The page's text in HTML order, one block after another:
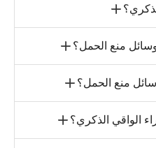
منع الحمل؟
منع الحمل؟
الواقي الذكري؟